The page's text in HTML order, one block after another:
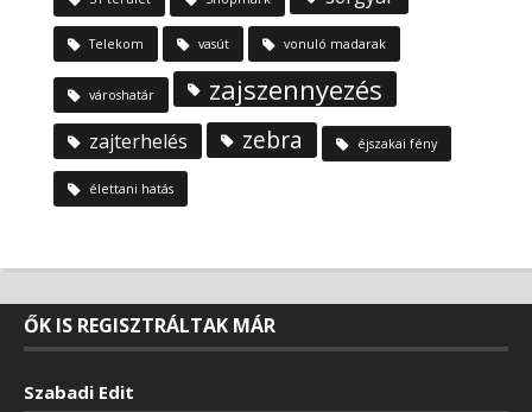
Telekom vasút vonuló madarak
városhatár zajszennyezés
zajterhelés zebra éjszakai fény
élettani hatás
ŐK IS REGISZTRÁLTAK MÁR
Szabadi Edit